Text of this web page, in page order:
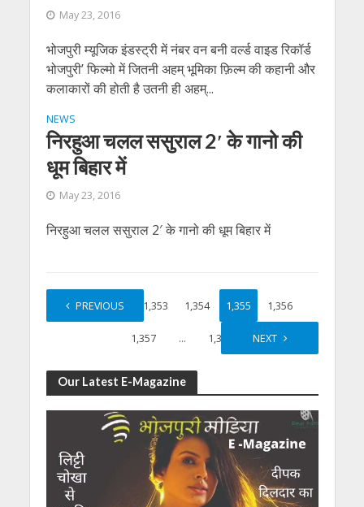
May 23, 2016
भोजपुरी म्यूजिक इंडस्ट्री में नंबर वन बनी वर्ल्ड वाइड रिकॉर्ड
भोजपुरी’ फिल्मो में जितनी अहम् भूमिका फ़िल्म की कहानी और
कलाकारों की होती है उतनी ही अहम्...
NEWS
निरहुआ चलल ससुराल 2′ के गानो की
धूम बिहार में
May 23, 2016
निरहुआ चलल ससुराल 2′ के गानो की धूम बिहार में
PREVIOUS
1 … 1,353 1,354 1,355 1,356
1,357 … 1,364 NEXT
Our Latest E-Magazine